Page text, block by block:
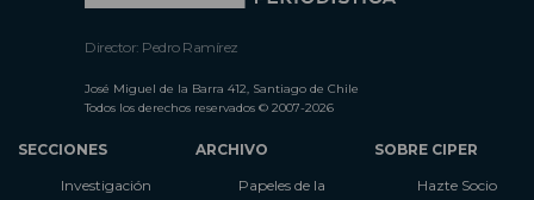
Director: Pedro Ramírez
José Miguel de la Barra 412, Santiago de Chile
Todos los derechos reservados © 2007-2026
SECCIONES
Investigación
ARCHIVO
Papeles de la
SOBRE CIPER
Hazte Socio